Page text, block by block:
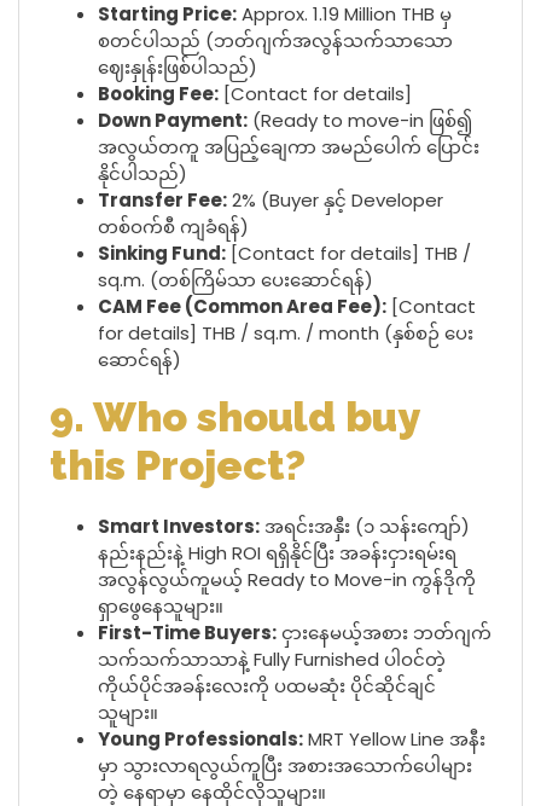
Starting Price:Approx. 1.19 Million THB မှ
စတင်ပါသည် (ဘတ်ဂျက်အလွန်သက်သာသော
ဈေးနှုန်းဖြစ်ပါသည်)
Booking Fee: [Contact for details]
Down Payment: (Ready to move-in ဖြစ်၍
အလွယ်တကူ အပြည့်ချေကာ အမည်ပေါက် ပြောင်း
နိုင်ပါသည်)
Transfer Fee:2% (Buyer နှင့် Developer
တစ်ဝက်စီ ကျခံရန်)
Sinking Fund: [Contact for details] THB /
sq.m. (တစ်ကြိမ်သာ ပေးဆောင်ရန်)
CAM Fee (Common Area Fee): [Contact
for details] THB / sq.m. / month (နှစ်စဉ် ပေး
ဆောင်ရန်)
9. Who should buy
this Project?
Smart Investors: အရင်းအနှီး (၁ သန်းကျော်)
နည်းနည်းနဲ့ High ROI ရရှိနိုင်ပြီး အခန်းငှားရမ်းရ
အလွန်လွယ်ကူမယ့် Ready to Move-in ကွန်ဒိုကို
ရှာဖွေနေသူများ။
First-Time Buyers: ငှားနေမယ့်အစား ဘတ်ဂျက်
သက်သက်သာသာနဲ့ Fully Furnished ပါဝင်တဲ့
ကိုယ်ပိုင်အခန်းလေးကို ပထမဆုံး ပိုင်ဆိုင်ချင်
သူများ။
Young Professionals:MRT Yellow Line အနီး
မှာ သွားလာရလွယ်ကူပြီး အစားအသောက်ပေါများ
တဲ့ နေရာမှာ နေထိုင်လိုသူများ။